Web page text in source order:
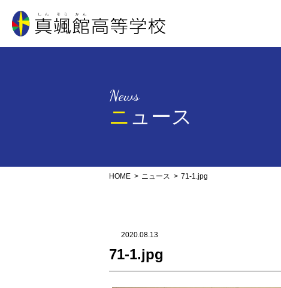
News
ニュース
HOME ニュース 71-1.jpg
2020.08.13
71-1.jpg